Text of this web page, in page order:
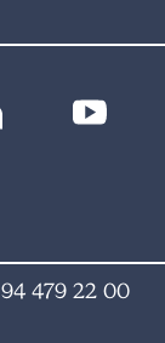
94 479 22 00